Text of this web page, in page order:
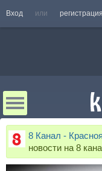
Вход или регистрация
8 Канал -
новости на 8